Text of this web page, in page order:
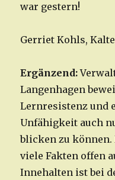
war gestern!
Gerriet Kohls,
Ergänzend:
Langenhagen
Lernresistenz und
Unfähigkeit auch
blicken zu können.
viele Fakten offen
Innehalten ist bei